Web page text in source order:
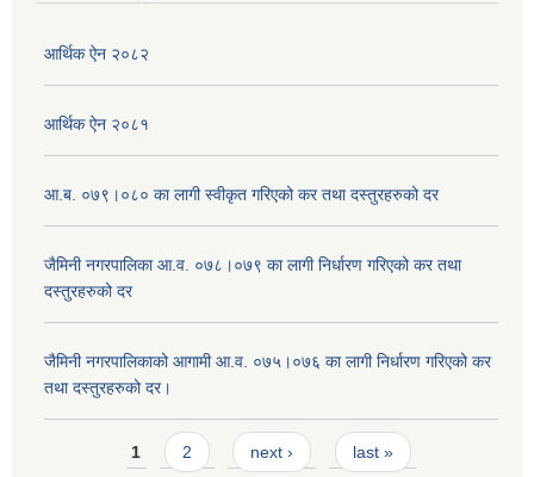
आर्थिक ऐन २०८२
आर्थिक ऐन २०८१
आ.ब. ०७९।०८० का लागी स्वीकृत गरिएको कर तथा दस्तुरहरुको दर
जैमिनी नगरपालिका आ.व. ०७८।०७९ का लागी निर्धारण गरिएको कर तथा
दस्तुरहरुको दर
जैमिनी नगरपालिकाको आगामी आ.व. ०७५।०७६ का लागी निर्धारण गरिएको कर
तथा दस्तुरहरुको दर।
Pages1 2 next › last »